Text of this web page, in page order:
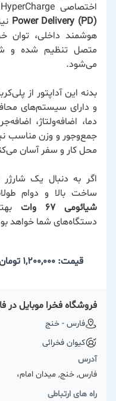
اختصاصی HyperCharge، از
Power Delivery (PD)
هوشمند داخلی، توان
متصل تنظیم شده و
می‌شود.
بدنه این آداپتور از
و دارای سیستم‌های
دما، اضافه‌ولتاژ،
جمع‌وجور و وزن مناسب
محل کار و سفر آسان
اگر به دنبال یک
ساخت بالا و دوام
شیائومی 67 وات
دستگاه‌های شما خواهد
قیمت: 1,200,000
فروشگاه فخرا موبایل در
فارس - خنج
کیوان فخرائی
آدرس
فارس, خنج, میدان امام،
راه های ارتباطی